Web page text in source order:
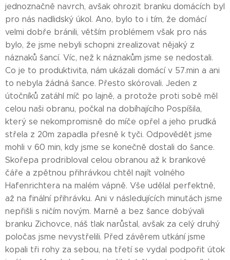
jednoznačně navrch, avšak ohrozit branku domácích byl
pro nás nadlidský úkol. Ano, bylo to i tím, že domácí
velmi dobře bránili, větším problémem však pro nás
bylo, že jsme nebyli schopni zrealizovat nějaký z
náznaků šancí. Víc, než k náznakům jsme se nedostali.
Co je to produktivita, nám ukázali domácí v 57.min a ani
to nebyla žádná šance. Přesto skórovali. Jeden z
útočníků zatáhl míč po lajně, a protože proti sobě měl
celou naši obranu, počkal na dobíhajícího Pospíšila,
který se nekompromisně do míče opřel a jeho prudká
střela z 20m zapadla přesně k tyči. Odpovědět jsme
mohli v 60 min, kdy jsme se konečně dostali do šance.
Skořepa prodribloval celou obranou až k brankové
čáře a zpětnou přihrávkou chtěl najít volného
Hafenrichtera na malém vápně. Vše udělal perfektně,
až na finální přihrávku. Ani v následujících minutách jsme
nepřišli s ničím novým. Marně a bez šance dobývali
branku Zichovce, náš tlak narůstal, avšak za celý druhý
poločas jsme nevystřelili. Před závěrem utkání jsme
kopali tři rohy za sebou, na třetí se vydal podpořit útok